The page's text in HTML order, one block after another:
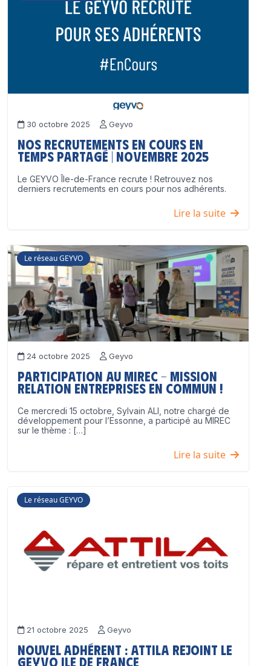
30 octobre 2025 Geyvo
Nos recrutements en cours en
temps partagé | Novembre 2025
Le GEYVO Île-de-France recrute ! Retrouvez nos
derniers recrutements en cours pour nos adhérents.
Lire la suite
Le réseau GEYVO
24 octobre 2025 Geyvo
Participation au MIREC – Mission
Relation Entreprises en Commun !
Ce mercredi 15 octobre, Sylvain ALI, notre chargé de
développement pour l’Essonne, a participé au MIREC
sur le thème : […]
Lire la suite
Le réseau GEYVO
21 octobre 2025 Geyvo
Nouvel adhérent : ATTILA rejoint le
GEYVO Ile de France